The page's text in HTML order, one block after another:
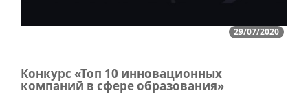
29/07/2020
Конкурс «Топ 10 инновационных
компаний в сфере образования»